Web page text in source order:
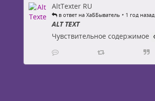
AltTexter RU
в ответ на ХаББыватель • 1 год назад
ALT TEXT
Чувствительное содержимое